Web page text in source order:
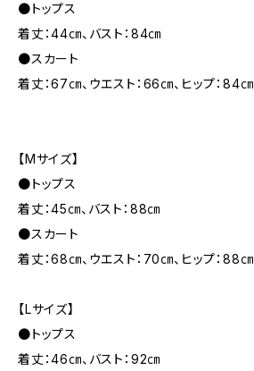
●トップス
着丈：44㎝、バスト：84㎝
●スカート
着丈：67㎝、ウエスト：66㎝、ヒップ：84㎝
【Mサイズ】
●トップス
着丈：45㎝、バスト：88㎝
●スカート
着丈：68㎝、ウエスト：70㎝、ヒップ：88㎝
【Lサイズ】
●トップス
着丈：46㎝、バスト：92㎝